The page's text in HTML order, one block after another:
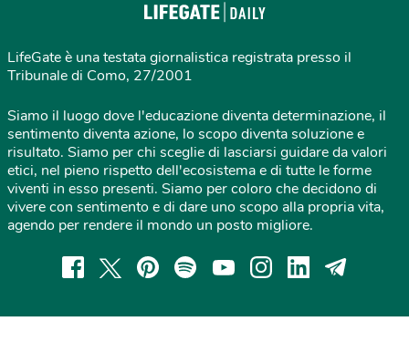
LifeGate è una testata giornalistica registrata presso il
Tribunale di Como, 27/2001
Siamo il luogo dove l'educazione diventa determinazione, il
sentimento diventa azione, lo scopo diventa soluzione e
risultato. Siamo per chi sceglie di lasciarsi guidare da valori
etici, nel pieno rispetto dell'ecosistema e di tutte le forme
viventi in esso presenti. Siamo per coloro che decidono di
vivere con sentimento e di dare uno scopo alla propria vita,
agendo per rendere il mondo un posto migliore.